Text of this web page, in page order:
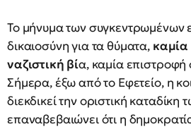
Το μήνυμα των συγκεντρωμένων
δικαιοσύνη για τα θύματα,
ναζιστική βία, καμία επιστροφή
Σήμερα, έξω από το Εφετείο, η
διεκδικεί την οριστική καταδίκη
επαναβεβαιώνει ότι η